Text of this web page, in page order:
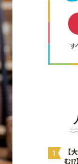
す
1
【
む